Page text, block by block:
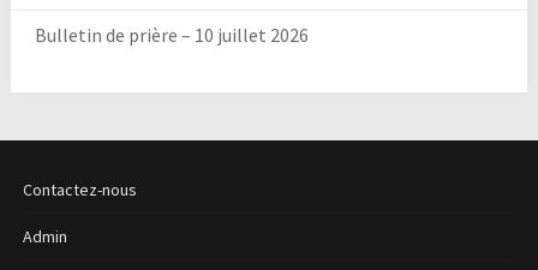
Bulletin de prière – 10 juillet 2026
Contactez-nous
Admin